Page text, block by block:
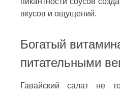
вкусов и ощущений.
Богатый
питательными
Гавайский салат не